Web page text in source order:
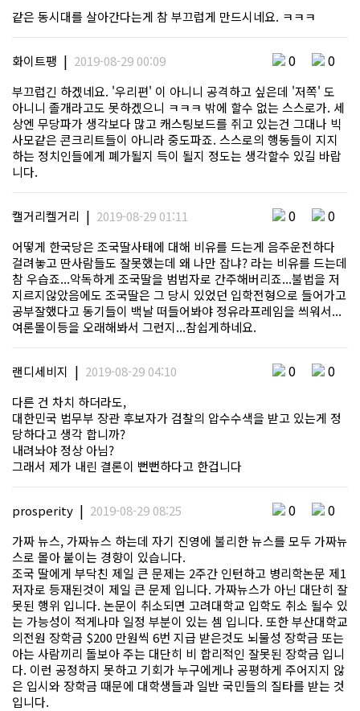
같은 동시대를 살아간다는게 참 부끄럽게 만드시네요. ㅋㅋㅋ
화이트팽 | 2019-08-29 00:09 0 0
부끄럽긴 하겠네요. '우리편' 이 아니니 공격하고 싶은데 '저쪽' 도
아니니 졸개라고도 못하겠으니 ㅋㅋㅋ 밖에 할수 없는 스스로가. 세
상엔 무당파가 생각보다 많고 캐스팅보드를 쥐고 있는건 그대나 빅
사모같은 콘크리트들이 아니라 중도파죠. 스스로의 행동들이 지지
하는 정치인들에게 폐가될지 득이 될지 정도는 생각할수 있길 바랍
니다.
캘거리켈거리 | 2019-08-29 01:11 0 0
어떻게 한국당은 조국딸사태에 대해 비유를 드는게 음주운전하다
걸려놓고 딴사람들도 잘못했는데 왜 나만 잡냐? 라는 비유를 드는데
참 우습죠...악독하게 조국딸을 범법자로 간주해버리죠...불법을 저
지르지않았음에도 조국딸은 그 당시 있었던 입학전형으로 들어가고
공부잘했다고 동기들이 백날 떠들어봐야 정유라프레임을 씌워서...
여론몰이등을 오래해봐서 그런지...참쉽게하네요.
랜디세비지 | 2019-08-29 04:10 0 0
다른 건 차치 하더라도,
대한민국 법무부 장관 후보자가 검찰의 압수수색을 받고 있는게 정
당하다고 생각 합니까?
내려놔야 정상 아님?
그래서 제가 내린 결론이 뻔뻔하다고 한겁니다
prosperity | 2019-08-29 08:25 0 0
가짜 뉴스, 가짜뉴스 하는데 자기 진영에 불리한 뉴스를 모두 가짜뉴
스로 몰아 붙이는 경향이 있습니다.
조국 딸에게 부닥친 제일 큰 문제는 2주간 인턴하고 병리학논문 제1
저자로 등재된것이 제일 큰 문제 입니다. 가짜뉴스가 아닌 대단히 잘
못된 행위 입니다. 논문이 취소되면 고려대학교 입학도 취소 될수 있
는 가능성이 적게나마 일정 부분이 있는 셈 입니다. 또한 부산대학교
의전원 장학금 $200 만원씩 6번 지급 받은것도 뇌물성 장학금 또는
아는 사람끼리 돌보아 주는 대단히 비 합리적인 잘못된 장학금 입니
다. 이런 공정하지 못하고 기회가 누구에게나 공평하게 주어지지 않
은 입시와 장학금 때문에 대학생들과 일반 국민들의 질타를 받는 것
입니다.